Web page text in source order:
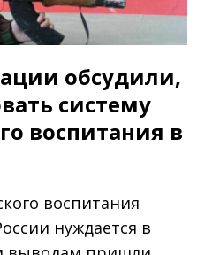
обсудили,
систему
воспитания в
воспитания
нуждается в